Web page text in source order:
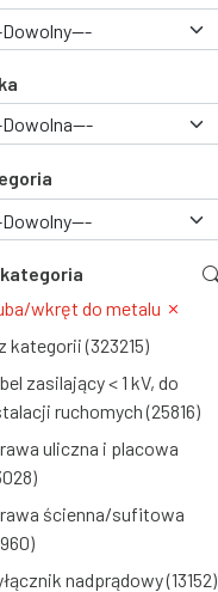
wkręt do metalu
kategorii (323215)
zasilający < 1 kV, do
ruchomych (25816)
uliczna i placowa
ścienna/sufitowa
nadprądowy (13152)